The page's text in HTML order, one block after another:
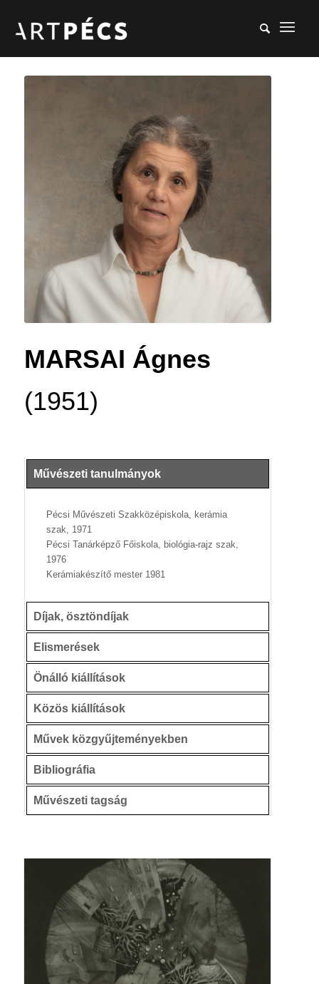
MARSAI Ágnes
(1951)
Művészeti tanulmányok
Pécsi Művészeti Szakközépiskola, kerámia
szak, 1971
Pécsi Tanárképző Főiskola, biológia-rajz szak,
1976
Kerámiakészítő mester 1981
Díjak, ösztöndíjak
Elismerések
Önálló kiállítások
Közös kiállítások
Művek közgyűjteményekben
Bibliográfia
Művészeti tagság